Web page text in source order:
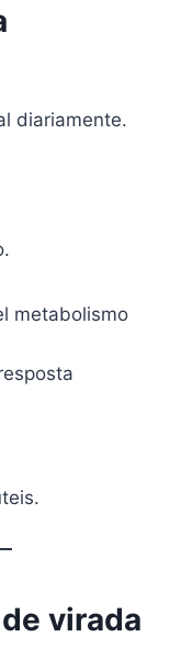
diariamente.
metabolismo
virada